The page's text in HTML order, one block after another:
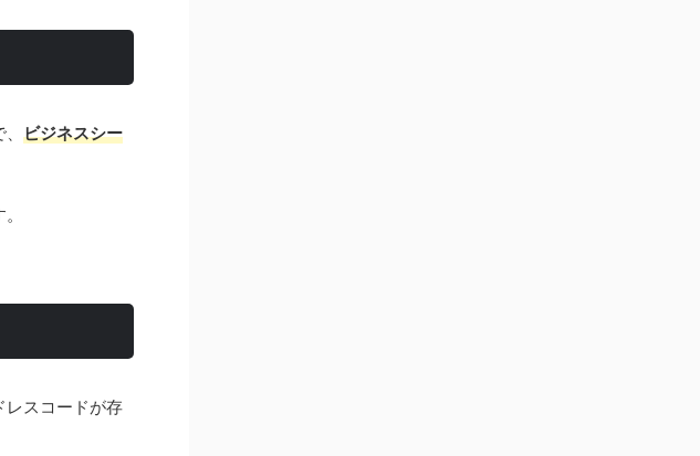
ビジネスシー
レスコードが存